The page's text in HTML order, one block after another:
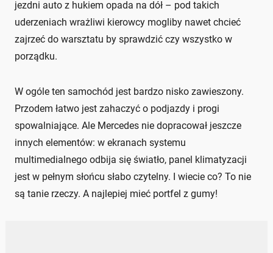
jezdni auto z hukiem opada na dół – pod takich
uderzeniach wrażliwi kierowcy mogliby nawet chcieć
zajrzeć do warsztatu by sprawdzić czy wszystko w
porządku.
W ogóle ten samochód jest bardzo nisko zawieszony.
Przodem łatwo jest zahaczyć o podjazdy i progi
spowalniające. Ale Mercedes nie dopracował jeszcze
innych elementów: w ekranach systemu
multimedialnego odbija się światło, panel klimatyzacji
jest w pełnym słońcu słabo czytelny. I wiecie co? To nie
są tanie rzeczy. A najlepiej mieć portfel z gumy!